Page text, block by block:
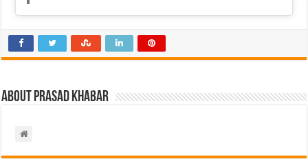
About Prasad Khabar